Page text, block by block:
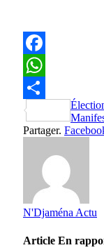
Facebook
WhatsApp
Partager.
N'Djaména Actu
Article En